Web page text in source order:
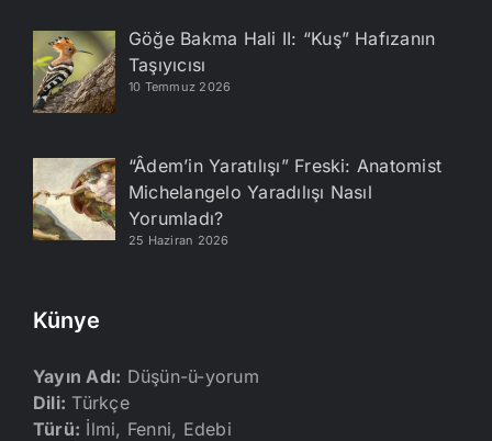
Göğe Bakma Hali II: “Kuş” Hafızanın
Taşıyıcısı
10 Temmuz 2026
“Âdem’in Yaratılışı” Freski: Anatomist
Michelangelo Yaradılışı Nasıl
Yorumladı?
25 Haziran 2026
Künye
Yayın Adı: Düşün-ü-yorum
Dili: Türkçe
Türü: İlmi, Fenni, Edebi